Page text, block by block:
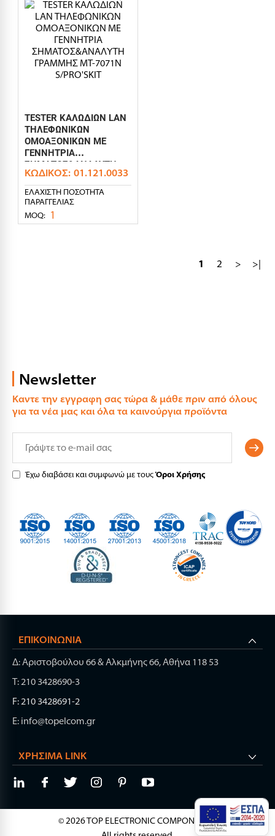
TESTER ΚΑΛΩΔΙΩΝ LAN
ΤΗΛΕΦΩΝΙΚΩΝ
ΟΜΟΑΞΟΝΙΚΩΝ ΜΕ
ΓΕΝΝΗΤΡΙΑ
ΣΗΜΑΤΟΣ&ΑΝΑΛΥΤΗ
ΓΡΑΜΜΗΣ MT-7071N
S/PRO'SKIT
ΚΩΔΙΚΌΣ: 01.121.0033
ΕΛΆΧΙΣΤΗ ΠΟΣΌΤΗΤΑ
ΠΑΡΑΓΓΕΛΊΑΣ
MOQ: 1
1 2 > >|
Newsletter
Καντε την εγγραφη σας τώρα & μάθε πριν από όλους
για τα νέα μας και όλα τα καινούργια προϊόντα
Έχω διαβάσει και συμφωνώ με τουςΌροι Χρήσης
ΕΠΙΚΟΙΝΩΝΊΑ
Δ: Αριστοβούλου 66 & Αλκμήνης 66, Αθήνα 118 53
Τ: 210 3428690-3
F: 210 3428691-2
E: info@topelcom.gr
ΧΡΉΣΙΜΑ LINK
© 2026 TOP ELECTRONIC COMPONENTS.